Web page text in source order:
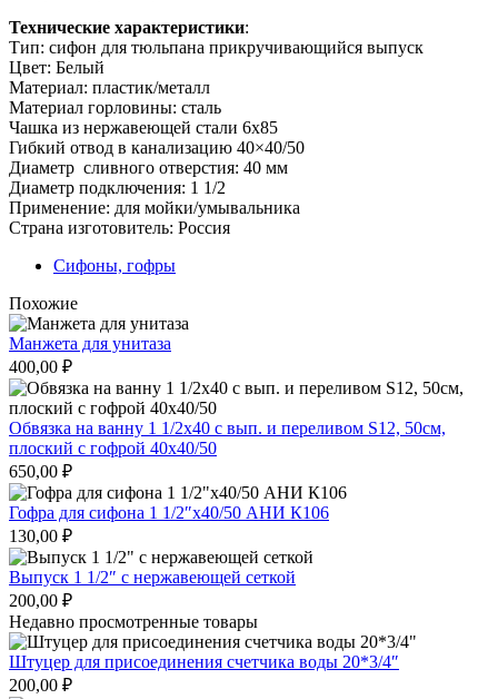
Технические характеристики:
Тип: сифон для тюльпана прикручивающийся выпуск
Цвет: Белый
Материал: пластик/металл
Материал горловины: сталь
Чашка из нержавеющей стали 6х85
Гибкий отвод в канализацию 40×40/50
Диаметр сливного отверстия: 40 мм
Диаметр подключения: 1 1/2
Применение: для мойки/умывальника
Страна изготовитель: Россия
Сифоны, гофры
Похожие
Манжета для унитаза
400,00 ₽
Обвязка на ванну 1 1/2х40 с вып. и переливом S12, 50см,
плоский с гофрой 40х40/50
650,00 ₽
Гофра для сифона 1 1/2″х40/50 АНИ К106
130,00 ₽
Выпуск 1 1/2″ с нержавеющей сеткой
200,00 ₽
Недавно просмотренные товары
Штуцер для присоединения счетчика воды 20*3/4″
200,00 ₽